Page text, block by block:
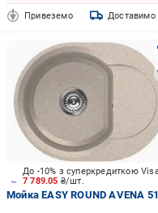
Привеземо Доставимо
7 789.05 ₴/шт.
Мойка EASY ROUND AVENA 51